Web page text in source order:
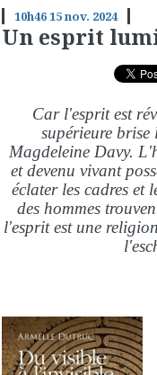
10h4615nov. 2024
Un esprit
Car l'esprit est
supérieure
Magdeleine Davy.
et devenu vivant
éclater les cadres et
des hommes
l'esprit est une